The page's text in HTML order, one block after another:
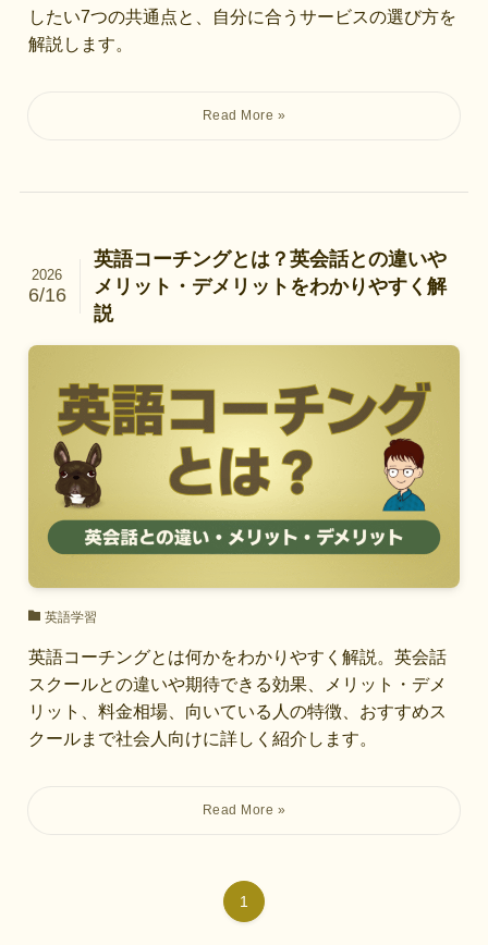
したい7つの共通点と、自分に合うサービスの選び方を
解説します。
英語コーチングとは？英会話との違いや
メリット・デメリットをわかりやすく解
説
2026
6/16
英語学習
英語コーチングとは何かをわかりやすく解説。英会話
スクールとの違いや期待できる効果、メリット・デメ
リット、料金相場、向いている人の特徴、おすすめス
クールまで社会人向けに詳しく紹介します。
1